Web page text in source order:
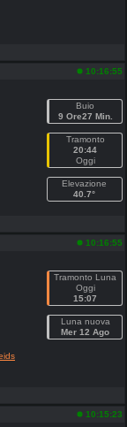
10:16:55
Buio
9 Ore27 Min.
Tramonto
20:44
Oggi
Elevazione
40.7°
10:16:55
Tramonto Luna
Oggi
15:07
Luna nuova
Mer 12 Ago
10:15:23